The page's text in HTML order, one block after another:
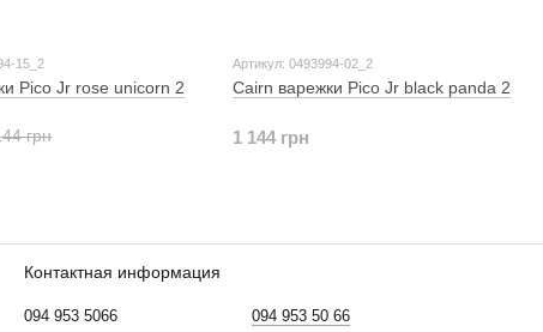
15_2
Pico Jr rose unicorn 2
грн
Артикул: 0493994-02_2
Cairn варежки Pico Jr black panda 2
1 144 грн
Контактная информация
094 953 5066
094 953 50 66